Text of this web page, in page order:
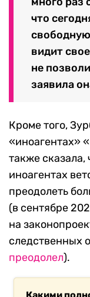
Руставели. В
будут
«Важно
против
Президент
выступилав
стремление